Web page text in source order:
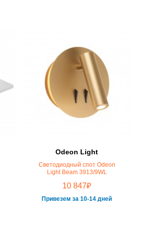
Odeon Light
Светодиодный спот Odeon
Light Beam 3913/9WL
10 847₽
Привезем за 10-14 дней